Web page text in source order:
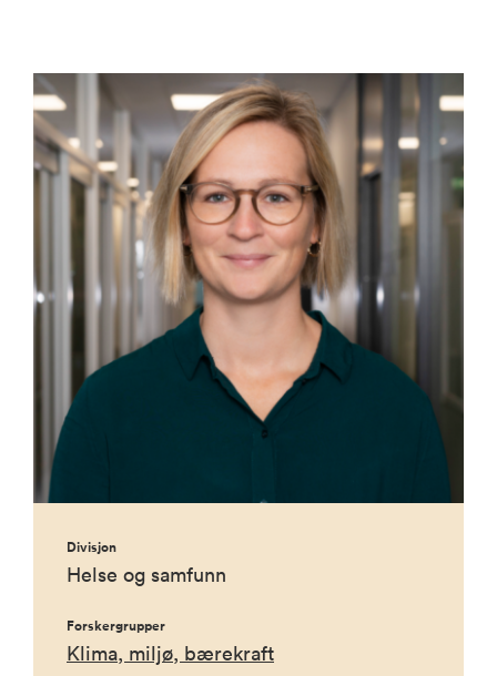
Divisjon
Helse og samfunn
Forskergrupper
Klima, miljø, bærekraft